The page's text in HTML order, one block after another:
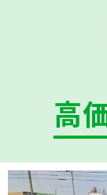
高